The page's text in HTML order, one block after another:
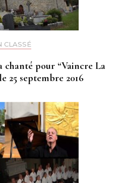
CLASSÉ
chanté pour “Vaincre La
25 septembre 2016